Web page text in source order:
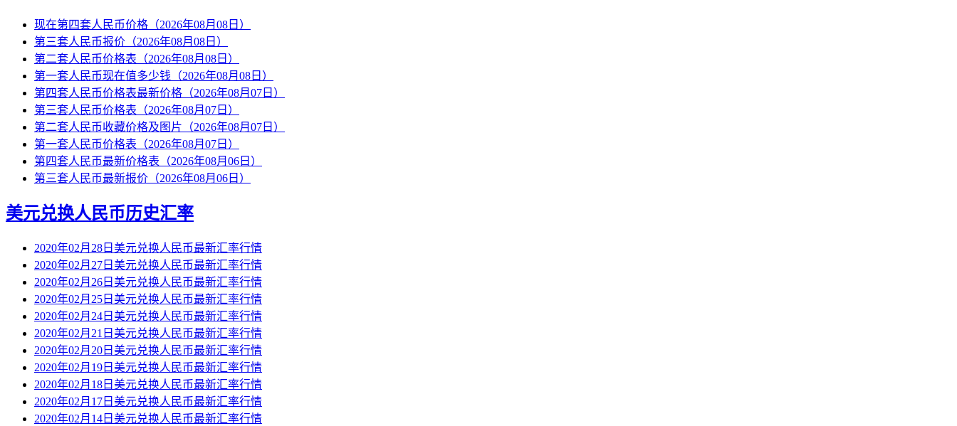
现在第四套人民币价格（2026年08月08日）
第三套人民币报价（2026年08月08日）
第二套人民币价格表（2026年08月08日）
第一套人民币现在值多少钱（2026年08月08日）
第四套人民币价格表最新价格（2026年08月07日）
第三套人民币价格表（2026年08月07日）
第二套人民币收藏价格及图片（2026年08月07日）
第一套人民币价格表（2026年08月07日）
第四套人民币最新价格表（2026年08月06日）
第三套人民币最新报价（2026年08月06日）
美元兑换人民币历史汇率
2020年02月28日美元兑换人民币最新汇率行情
2020年02月27日美元兑换人民币最新汇率行情
2020年02月26日美元兑换人民币最新汇率行情
2020年02月25日美元兑换人民币最新汇率行情
2020年02月24日美元兑换人民币最新汇率行情
2020年02月21日美元兑换人民币最新汇率行情
2020年02月20日美元兑换人民币最新汇率行情
2020年02月19日美元兑换人民币最新汇率行情
2020年02月18日美元兑换人民币最新汇率行情
2020年02月17日美元兑换人民币最新汇率行情
2020年02月14日美元兑换人民币最新汇率行情